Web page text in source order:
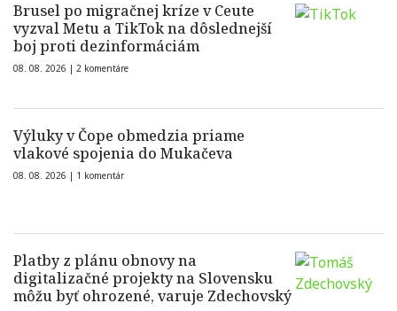
Brusel po migračnej kríze v Ceute
vyzval Metu a TikTok na dôslednejší
boj proti dezinformáciám
08. 08. 2026 | 2 komentáre
Výluky v Čope obmedzia priame
vlakové spojenia do Mukačeva
08. 08. 2026 | 1 komentár
Platby z plánu obnovy na
digitalizačné projekty na Slovensku
môžu byť ohrozené, varuje Zdechovský